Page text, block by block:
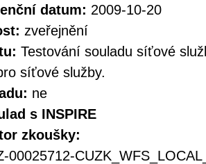
datum: 2009-10-20
zveřejnění
Testování souladu síťové
síťové služby.
ne
s INSPIRE
zkoušky:
00025712-